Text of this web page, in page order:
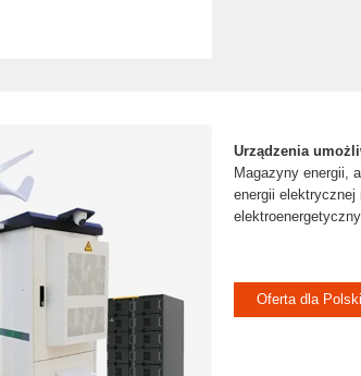
Urządzenia
Magazyny energii,
energii elektrycznej
Oferta dla